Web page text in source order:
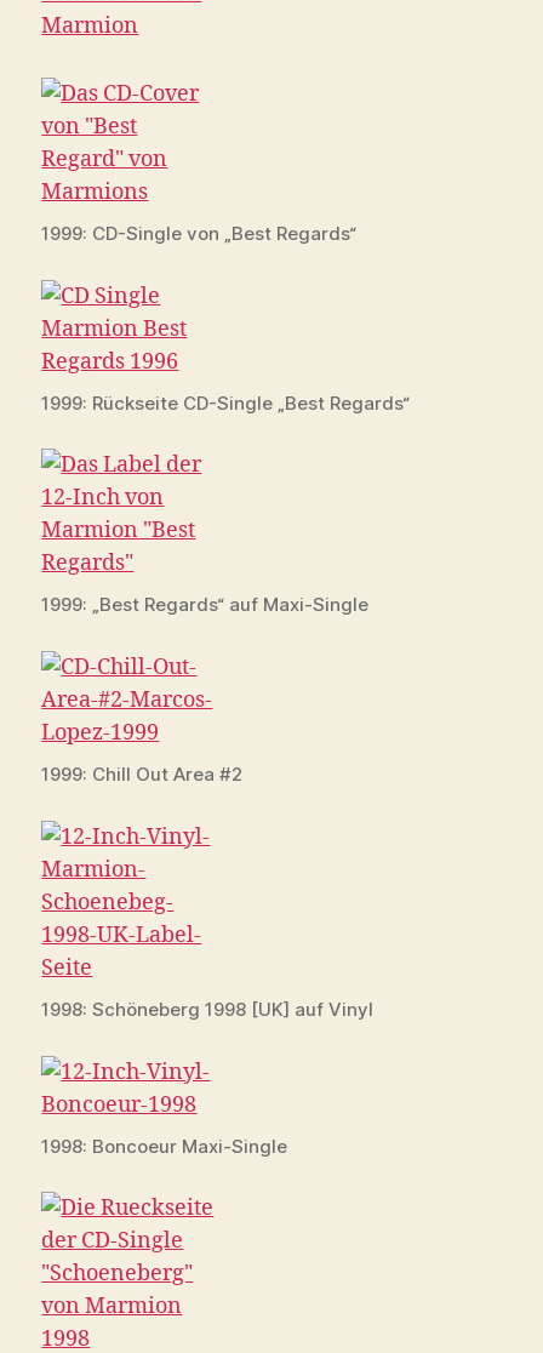
1999: CD-Single von „Best Regards“
1999: Rückseite CD-Single „Best Regards“
1999: „Best Regards“ auf Maxi-Single
1999: Chill Out Area #2
1998: Schöneberg 1998 [UK] auf Vinyl
1998: Boncoeur Maxi-Single